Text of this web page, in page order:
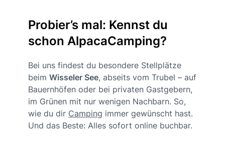
Probier’s mal: Kennst du
schon AlpacaCamping?
Bei uns findest du besondere Stellplätze
beim Wisseler See, abseits vom Trubel – auf
Bauernhöfen oder bei privaten Gastgebern,
im Grünen mit nur wenigen Nachbarn. So,
wie du dir Camping immer gewünscht hast.
Und das Beste: Alles sofort online buchbar.